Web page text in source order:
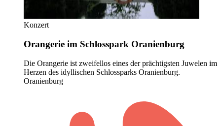
Konzert
Orangerie im Schlosspark Oranienburg
Die Orangerie ist zweifellos eines der prächtigsten Juwelen im
Herzen des idyllischen Schlossparks Oranienburg.
Oranienburg